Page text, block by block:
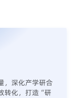
，深化产学研合
转化，打造“研